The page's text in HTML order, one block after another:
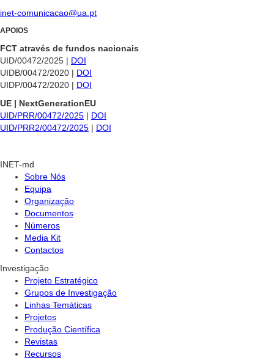
inet-comunicacao@ua.pt
APOIOS
FCT através de fundos nacionais
UID/00472/2025 | DOI
UIDB/00472/2020 | DOI
UIDP/00472/2020 | DOI
UE | NextGenerationEU
UID/PRR/00472/2025 | DOI
UID/PRR2/00472/2025 | DOI
INET-md
Sobre Nós
Equipa
Organização
Documentos
Números
Media Kit
Contactos
Investigação
Projeto Estratégico
Grupos de Investigação
Linhas Temáticas
Projetos
Produção Científica
Revistas
Recursos